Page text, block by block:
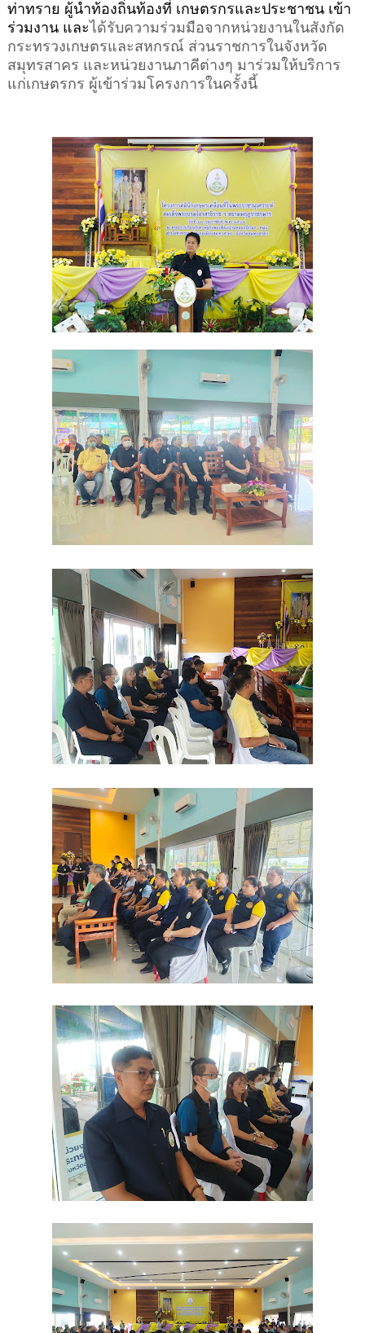
ท่าทราย ผู้นำท้องถิ่นท้องที่ เกษตรกรและประชาชน เข้า
ร่วมงาน และได้รับความร่วมมือจากหน่วยงานในสังกัด
กระทรวงเกษตรและสหกรณ์ ส่วนราชการในจังหวัด
สมุทรสาคร และหน่วยงานภาคีต่างๆ มาร่วมให้บริการ
แก่เกษตรกร ผู้เข้าร่วมโครงการในครั้งนี้